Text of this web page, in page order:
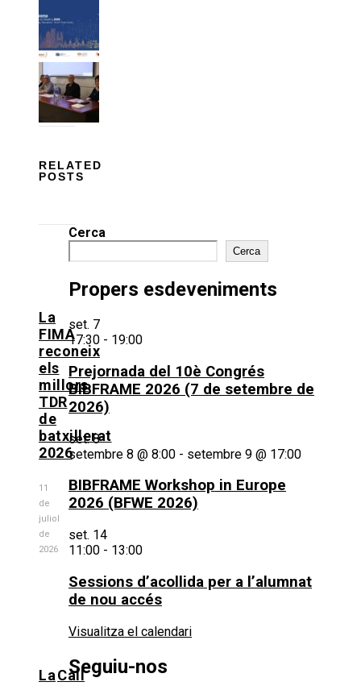
RELATED
POSTS
La
FIMA
reconeix
els
millors
TDR
de
batxillerat
2026
11
de
juliol
de
2026
LaCall
Cerca
Cerca
Propers esdeveniments
set. 7
17:30 - 19:00
Prejornada del 10è Congrés
BIBFRAME 2026 (7 de setembre de
2026)
set.8
setembre 8 @ 8:00 - setembre 9 @ 17:00
BIBFRAME Workshop in Europe
2026 (BFWE 2026)
set. 14
11:00 - 13:00
Sessions d’acollida per a l’alumnat
de nou accés
Visualitza el calendari
Seguiu-nos